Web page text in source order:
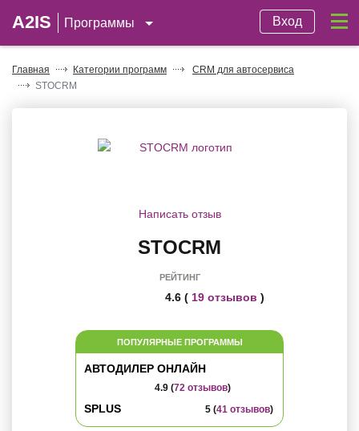
A2IS Программы Вход
Главная Категории программ
CRM для автосервиса
STOCRM
Написать отзыв
STOCRM
РЕЙТИНГ
4.6 ( 19 отзывов )
ПОПУЛЯРНЫЕ ПРОГРАММЫ
АВТОДИЛЕР ОНЛАЙН
4.9 (72 отзывов)
SPLUS 5 (41 отзывов)